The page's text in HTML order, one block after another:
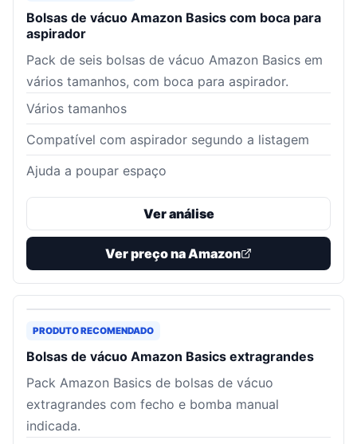
Bolsas de vácuo Amazon Basics com boca para
aspirador
Pack de seis bolsas de vácuo Amazon Basics em
vários tamanhos, com boca para aspirador.
Vários tamanhos
Compatível com aspirador segundo a listagem
Ajuda a poupar espaço
Ver análise
Ver preço na Amazon
PRODUTO RECOMENDADO
Bolsas de vácuo Amazon Basics extragrandes
Pack Amazon Basics de bolsas de vácuo
extragrandes com fecho e bomba manual
indicada.